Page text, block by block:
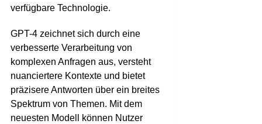
verfügbare Technologie.
GPT-4 zeichnet sich durch eine
verbesserte Verarbeitung von
komplexen Anfragen aus, versteht
nuanciertere Kontexte und bietet
präzisere Antworten über ein breites
Spektrum von Themen. Mit dem
neuesten Modell können Nutzer